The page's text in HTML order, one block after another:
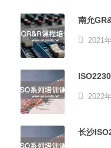
南允
2021
2022
长沙